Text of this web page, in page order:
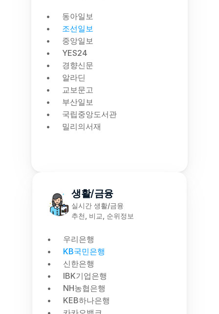
동아일보
조선일보
중앙일보
YES24
경향신문
알라딘
교보문고
부산일보
국립중앙도서관
밀리의서재
생활/금융
실시간 생활/금융
추천, 비교, 순위정보
우리은행
KB국민은행
신한은행
IBK기업은행
NH농협은행
KEB하나은행